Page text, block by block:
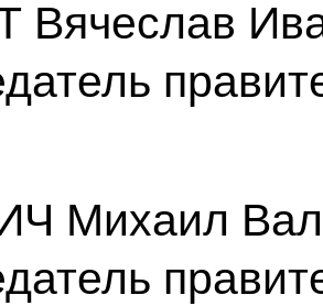
Михаил